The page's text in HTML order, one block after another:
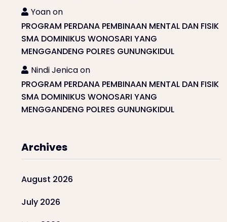
Yoanon
PROGRAM PERDANA PEMBINAAN MENTAL DAN FISIK
SMA DOMINIKUS WONOSARI YANG
MENGGANDENG POLRES GUNUNGKIDUL
Nindi Jenicaon
PROGRAM PERDANA PEMBINAAN MENTAL DAN FISIK
SMA DOMINIKUS WONOSARI YANG
MENGGANDENG POLRES GUNUNGKIDUL
Archives
August 2026
July 2026